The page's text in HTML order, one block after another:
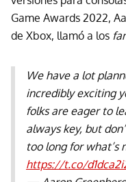
Game Awards 2022,
de Xbox, llamó a los
We have a lot
incredibly exciting
folks are eager to
always key, but
too long for what’s
https://t.co/